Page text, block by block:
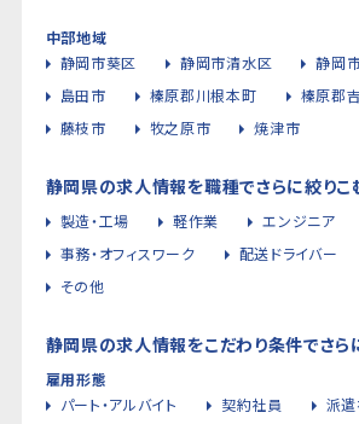
中部地域
静岡市葵区
静岡市清水区
静岡
島田市
榛原郡川根本町
榛原郡
藤枝市
牧之原市 焼津市
静岡県の求人情報を職種でさらに絞りこ
製造・工場 軽作業
エンジニア
事務・オフィスワーク
配送ドライバー
その他
静岡県の求人情報をこだわり条件でさら
雇用形態
パート・アルバイト
契約社員
派